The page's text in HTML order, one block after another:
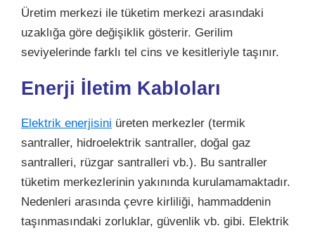
Üretim merkezi ile tüketim merkezi arasındaki
uzaklığa göre değişiklik gösterir. Gerilim
seviyelerinde farklı tel cins ve kesitleriyle taşınır.
Enerji İletim Kabloları
Elektrik enerjisini üreten merkezler (termik
santraller, hidroelektrik santraller, doğal gaz
santralleri, rüzgar santralleri vb.). Bu santraller
tüketim merkezlerinin yakınında kurulamamaktadır.
Nedenleri arasında çevre kirliliği, hammaddenin
taşınmasındaki zorluklar, güvenlik vb. gibi. Elektrik